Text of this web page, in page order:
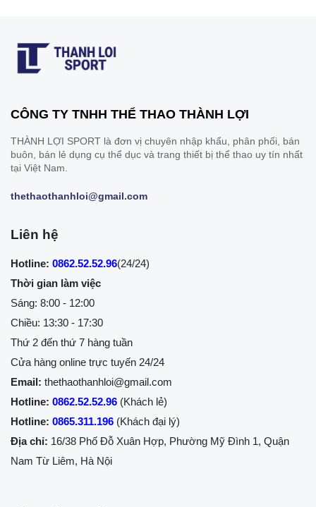
CÔNG TY TNHH THỂ THAO THÀNH LỢI
THÀNH LỢI SPORT là đơn vị chuyên nhập khẩu, phân phối, bán
buôn, bán lẻ dụng cụ thể dục và trang thiết bị thể thao uy tín nhất
tại Việt Nam.
thethaothanhloi@gmail.com
Liên hệ
Hotline: 0862.52.52.96(24/24)
Thời gian làm việc
Sáng: 8:00 - 12:00
Chiều: 13:30 - 17:30
Thứ 2 đến thứ 7 hàng tuần
Cửa hàng online trực tuyến 24/24
Email: thethaothanhloi@gmail.com
Hotline: 0862.52.52.96 (Khách lẻ)
Hotline: 0865.311.196 (Khách đại lý)
Địa chỉ: 16/38 Phố Đỗ Xuân Hợp, Phường Mỹ Đình 1, Quận
Nam Từ Liêm, Hà Nội